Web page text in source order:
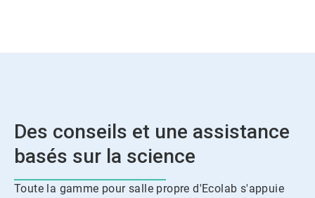
Des conseils et une assistance
basés sur la science
Toute la gamme pour salle propre d'Ecolab s'appuie